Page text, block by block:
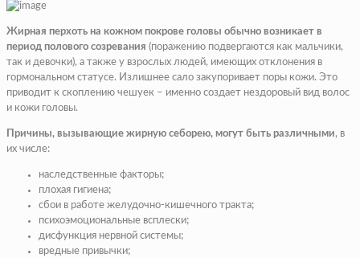
Жирная перхоть на кожном покрове головы обычно возникает в
период полового созревания (поражению подвергаются как мальчики,
так и девочки), а также у взрослых людей, имеющих отклонения в
гормональном статусе. Излишнее сало закупоривает поры кожи. Это
приводит к скоплению чешуек – именно создает нездоровый вид волос
и кожи головы.
Причины, вызывающие жирную себорею, могут быть различными, в
их числе:
наследственные факторы;
плохая гигиена;
сбои в работе желудочно-кишечного тракта;
психоэмоциональные всплески;
дисфункция нервной системы;
вредные привычки;